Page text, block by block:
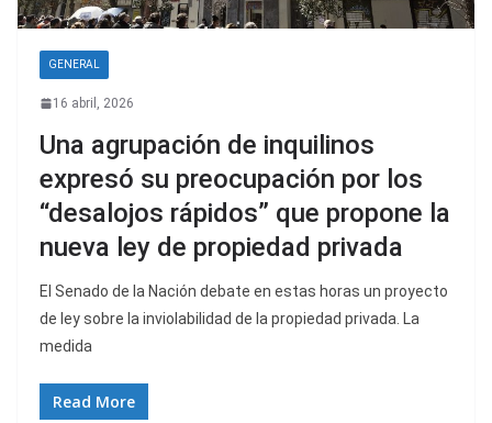
GENERAL
16 abril, 2026
Una agrupación de inquilinos
expresó su preocupación por los
“desalojos rápidos” que propone la
nueva ley de propiedad privada
El Senado de la Nación debate en estas horas un proyecto
de ley sobre la inviolabilidad de la propiedad privada. La
medida
Read More